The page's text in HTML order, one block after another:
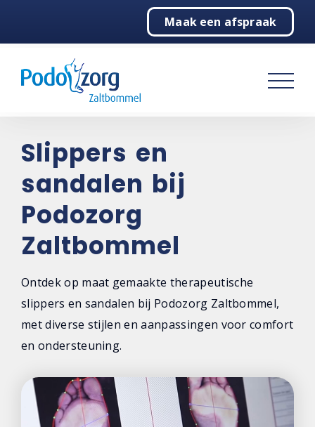
Maak een afspraak
Podologie
Behandelingen
Behandelmogelijkheden
Echografie
Therapiezolen
Slippers en sandalen
Voetoefeningen
Klachtenwijzer
Over ons
Slippers en
sandalen bij
Podozorg
Zaltbommel
Ontdek op maat gemaakte therapeutische
slippers en sandalen bij Podozorg Zaltbommel,
met diverse stijlen en aanpassingen voor comfort
en ondersteuning.